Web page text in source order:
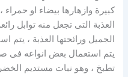
كبيرة وازهارها بيضاء او
العذبة التى تجعل منه توابل
الجميل ورائحتها العذبة ، يتم
يتم استعمال بعض انواعه فى
تطبخ ، وهو نبات مستديم